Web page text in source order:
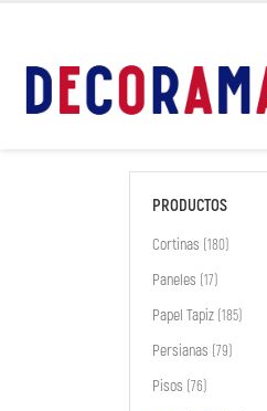
PRODUCTOS
Cortinas (180)
Paneles (17)
Papel Tapiz (185)
Persianas (79)
Pisos (76)